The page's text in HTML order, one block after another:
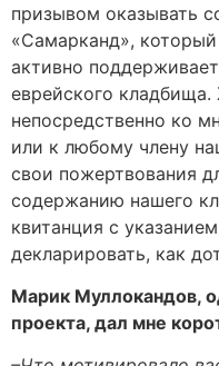
призывом оказывать
«Самарканд», который
активно
еврейского
непосредственно ко
или к любому члену
свои пожертвования
содержанию нашего
квитанция с
декларировать, как
Марик Муллокандов,
проекта, дал мне